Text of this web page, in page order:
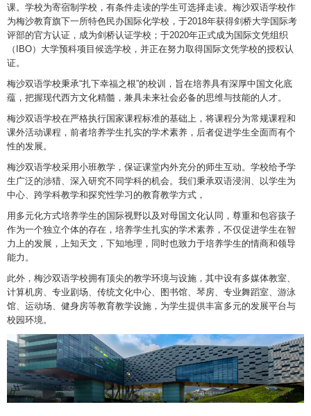
课。学校为寄宿制学校，有条件走读的学生可选择走读。梅沙双语学校作
为梅沙教育旗下一所特色民办国际化学校，于2018年获得剑桥大学国际考
评部的官方认证，成为剑桥认证学校；于2020年正式成为国际文凭组织
（IBO）大学预科项目候选学校，并正在努力取得国际文凭学校的授权认
证。
梅沙双语学校秉承“扎下幸福之根”的校训，旨在培养具有深厚中国文化底
蕴，把握现代西方文化精髓，兼具未来社会必备的思维与技能的人才。
梅沙双语学校在严格执行国家课程标准的基础上，将课程分为常规课程和
课外活动课程，前者培养学生扎实的学术素养，后者促进学生全面而有个
性的发展。
梅沙双语学校采用小班教学，保证课堂内外充分的师生互动。学校给予学
生广泛的涉猎、深入研究不同学科的机会。我们秉承双语浸润、以学生为
中心、跨学科教学和探究性学习的教育教学方式，
用多元化方式培养学生的国际视野以及对母国文化认同，尊重和包容孩子
作为一个独立个体的存在，培养学生扎实的学术素养，不仅促进学生在智
力上的发展，上知天文，下知地理，同时也致力于培养学生的情商和领导
能力。
此外，梅沙双语学校拥有顶尖的教学环境与设施，其中设有多媒体教室、
计算机房、专业剧场、传统文化中心、图书馆、琴房、专业舞蹈室、游泳
馆、运动场、健身房等教育教学设施，为学生提供丰富多元的发展平台与
校园环境。